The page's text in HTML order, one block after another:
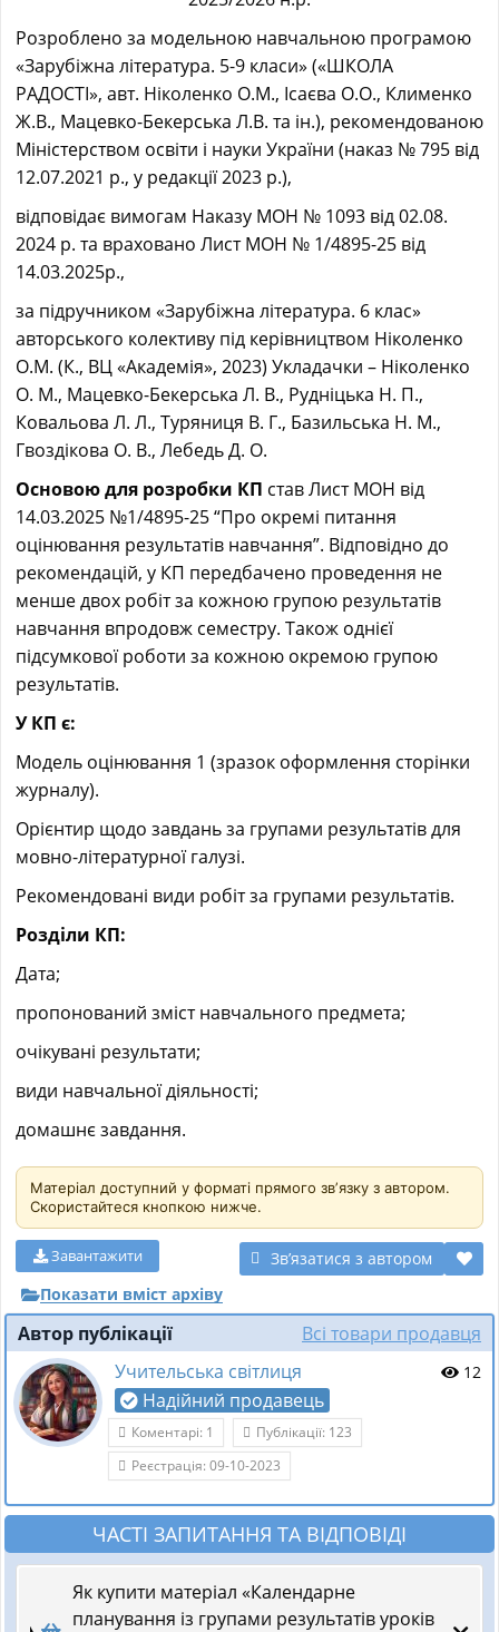
Розроблено за модельною навчальною програмою
«Зарубіжна література. 5-9 класи» («ШКОЛА
РАДОСТІ», авт. Ніколенко О.М., Ісаєва О.О., Клименко
Ж.В., Мацевко-Бекерська Л.В. та ін.), рекомендованою
Міністерством освіти і науки України (наказ № 795 від
12.07.2021 р., у редакції 2023 р.),
відповідає вимогам Наказу МОН № 1093 від 02.08.
2024 р. та враховано Лист МОН № 1/4895-25 від
14.03.2025р.,
за підручником «Зарубіжна література. 6 клас»
авторського колективу під керівництвом Ніколенко
О.М. (К., ВЦ «Академія», 2023) Укладачки – Ніколенко
О. М., Мацевко-Бекерська Л. В., Рудніцька Н. П.,
Ковальова Л. Л., Туряниця В. Г., Базильська Н. М.,
Гвоздікова О. В., Лебедь Д. О.
Основою для розробки КП став Лист МОН від
14.03.2025 №1/4895-25 “Про окремі питання
оцінювання результатів навчання”. Відповідно до
рекомендацій, у КП передбачено проведення не
менше двох робіт за кожною групою результатів
навчання впродовж семестру. Також однієї
підсумкової роботи за кожною окремою групою
результатів.
У КП є:
Модель оцінювання 1 (зразок оформлення сторінки
журналу).
Орієнтир щодо завдань за групами результатів для
мовно-літературної галузі.
Рекомендовані види робіт за групами результатів.
Розділи КП:
Дата;
пропонований зміст навчального предмета;
очікувані результати;
види навчальної діяльності;
домашнє завдання.
Матеріал доступний у форматі прямого звʼязку з автором.
Скористайтеся кнопкою нижче.
Звʼязатися з автором
Завантажити
Показати вміст архіву
Автор публікації
Всі товари продавця
Учительська світлиця
Надійний продавець
12
Коментарі: 1
Публікації: 123
Реєстрація: 09-10-2023
ЧАСТІ ЗАПИТАННЯ ТА ВІДПОВІДІ
Як купити матеріал «Календарне
планування із групами результатів уроків